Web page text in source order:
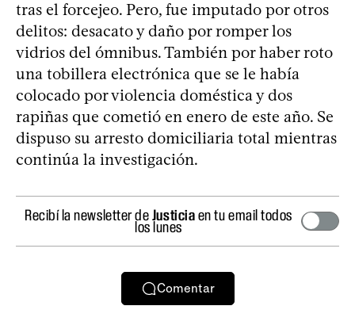
tras el forcejeo. Pero, fue imputado por otros
delitos: desacato y daño por romper los
vidrios del ómnibus. También por haber roto
una tobillera electrónica que se le había
colocado por violencia doméstica y dos
rapiñas que cometió en enero de este año. Se
dispuso su arresto domiciliaria total mientras
continúa la investigación.
Recibí la newsletter deJusticiaen tu email todos
los lunes
Comentar